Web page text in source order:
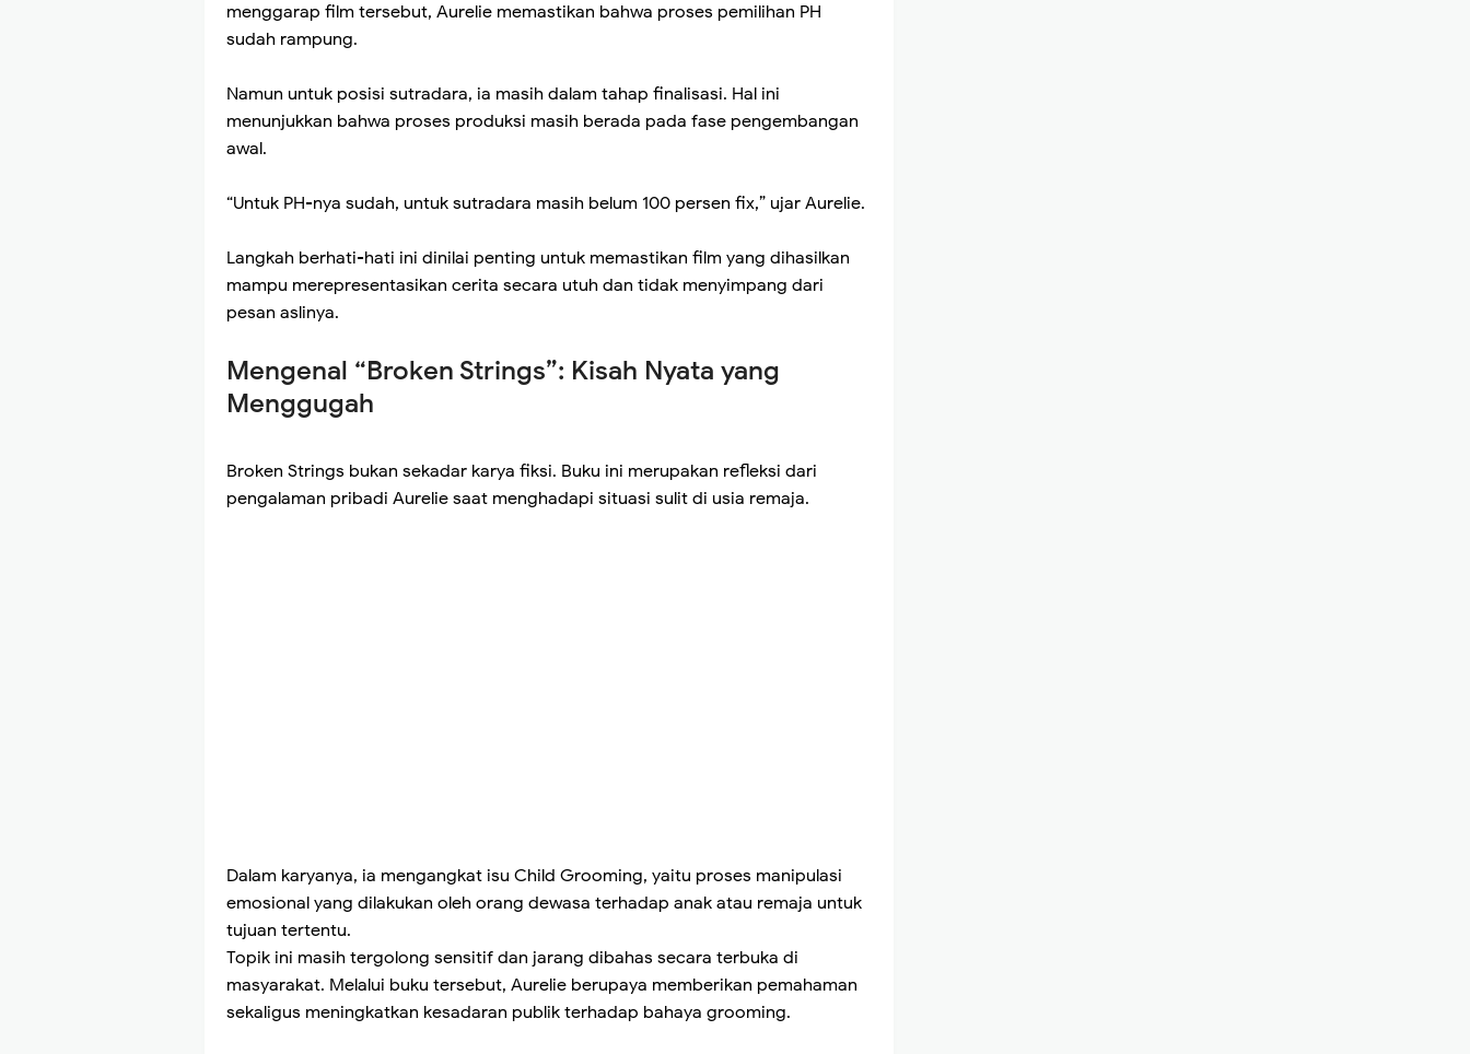
menggarap film tersebut, Aurelie memastikan bahwa proses pemilihan PH
sudah rampung.
Namun untuk posisi sutradara, ia masih dalam tahap finalisasi. Hal ini
menunjukkan bahwa proses produksi masih berada pada fase pengembangan
awal.
“Untuk PH-nya sudah, untuk sutradara masih belum 100 persen fix,” ujar Aurelie.
Langkah berhati-hati ini dinilai penting untuk memastikan film yang dihasilkan
mampu merepresentasikan cerita secara utuh dan tidak menyimpang dari
pesan aslinya.
Mengenal “Broken Strings”: Kisah Nyata yang
Menggugah
Broken Strings bukan sekadar karya fiksi. Buku ini merupakan refleksi dari
pengalaman pribadi Aurelie saat menghadapi situasi sulit di usia remaja.
Dalam karyanya, ia mengangkat isu Child Grooming, yaitu proses manipulasi
emosional yang dilakukan oleh orang dewasa terhadap anak atau remaja untuk
tujuan tertentu.
Topik ini masih tergolong sensitif dan jarang dibahas secara terbuka di
masyarakat. Melalui buku tersebut, Aurelie berupaya memberikan pemahaman
sekaligus meningkatkan kesadaran publik terhadap bahaya grooming.